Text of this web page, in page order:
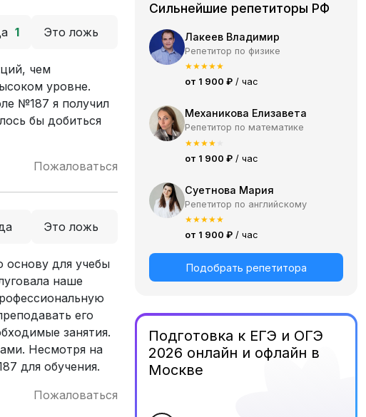
1 Это ложь
чем
уровне.
№187 я получил
бы добиться
Пожаловаться
Это ложь
для учебы
наше
его
занятия.
Несмотря на
для обучения.
Пожаловаться
Сильнейшие репетиторы РФ
Лакеев Владимир
Репетитор по физике
★★★★★
от 1 900 ₽ / час
Механикова Елизавета
Репетитор по математике
★★★★
от 1 900 ₽ / час
Суетнова Мария
Репетитор по английскому
★★★★★
от 1 900 ₽ / час
Подобрать репетитора
Подготовка к ЕГЭ и ОГЭ
2026 онлайн и офлайн в
Москве